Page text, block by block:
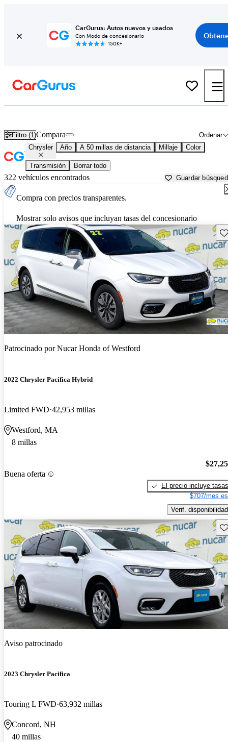
CarGurus: Autos nuevos y usados
Con Modo de concesionario
150K+
Filtro (1) Ordenar
Compara
Chrysler Año A 50 millas de distancia Millaje Color
Transmisión Borrar todo
322 vehículos encontrados Guardar
Compra con precios transparentes.
Mostrar solo avisos que incluyan tasas del concesionario
Patrocinado porNucar Honda of Westford
2022 Chrysler Pacifica Hybrid
Limited FWD 42,953 millas
Westford, MA
8 millas
Buena oferta
El precio incluye tasas
$707/mes
Verif. disponibilidad
Aviso patrocinado
2023 Chrysler Pacifica
Touring L FWD 63,932 millas
Concord, NH
40 millas